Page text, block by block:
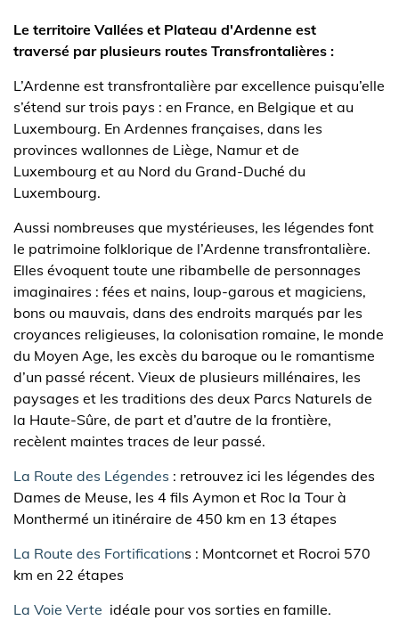
Le territoire Vallées et Plateau d'Ardenne est
traversé par plusieurs routes Transfrontalières :
L’Ardenne est transfrontalière par excellence puisqu’elle
s’étend sur trois pays : en France, en Belgique et au
Luxembourg. En Ardennes françaises, dans les
provinces wallonnes de Liège, Namur et de
Luxembourg et au Nord du Grand-Duché du
Luxembourg.
Aussi nombreuses que mystérieuses, les légendes font
le patrimoine folklorique de l’Ardenne transfrontalière.
Elles évoquent toute une ribambelle de personnages
imaginaires : fées et nains, loup-garous et magiciens,
bons ou mauvais, dans des endroits marqués par les
croyances religieuses, la colonisation romaine, le monde
du Moyen Age, les excès du baroque ou le romantisme
d’un passé récent. Vieux de plusieurs millénaires, les
paysages et les traditions des deux Parcs Naturels de
la Haute-Sûre, de part et d’autre de la frontière,
recèlent maintes traces de leur passé.
La Route des Légendes : retrouvez ici les légendes des
Dames de Meuse, les 4 fils Aymon et Roc la Tour à
Monthermé un itinéraire de 450 km en 13 étapes
La Route des Fortifications : Montcornet et Rocroi 570
km en 22 étapes
La Voie Verte idéale pour vos sorties en famille.